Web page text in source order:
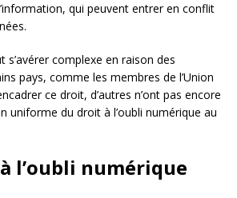
qui peuvent entrer en conflit
complexe en raison des
pays, comme les membres de l’Union
ce droit, d’autres n’ont pas encore
uniforme du droit à l’oubli numérique au
l’oubli numérique